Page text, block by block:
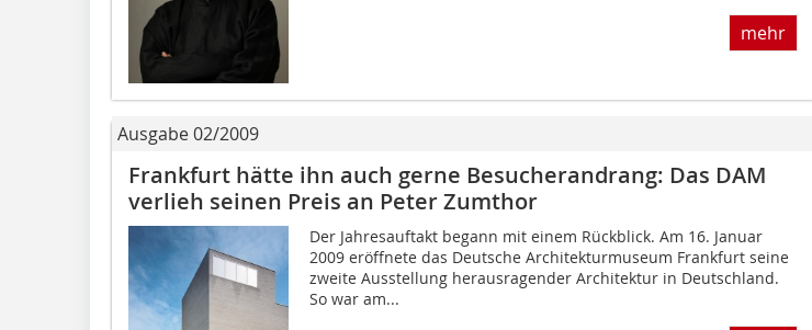
mehr
Ausgabe 02/2009
Frankfurt hätte ihn auch gerne Besucherandrang: Das DAM
verlieh seinen Preis an Peter Zumthor
Der Jahresauftakt begann mit einem Rückblick. Am 16. Januar
2009 eröffnete das Deutsche Architekturmuseum Frankfurt seine
zweite Ausstellung herausragender Architektur in Deutschland.
So war am...